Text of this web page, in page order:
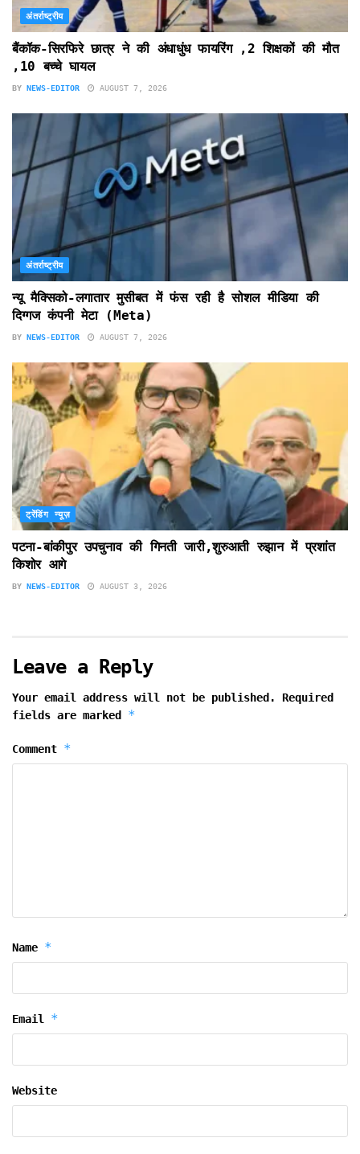
अंतर्राष्ट्रीय
बैंकॉक-सिरफिरे छात्र ने की अंधाधुंध फायरिंग ,2 शिक्षकों की मौत
,10 बच्चे घायल
BY NEWS-EDITOR AUGUST 7, 2026
अंतर्राष्ट्रीय
न्यू मैक्सिको-लगातार मुसीबत में फंस रही है सोशल मीडिया की
दिग्गज कंपनी मेटा (Meta)
BY NEWS-EDITOR AUGUST 7, 2026
ट्रेंडिंग न्यूज़
पटना-बांकीपुर उपचुनाव की गिनती जारी,शुरुआती रुझान में प्रशांत
किशोर आगे
BY NEWS-EDITOR AUGUST 3, 2026
Leave a Reply
Your email address will not be published.
Required
fields are marked *
Comment *
Name *
Email *
Website